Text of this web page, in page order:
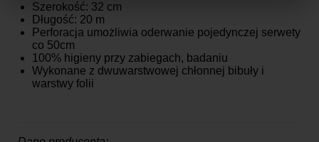
Szerokość: 32 cm
Długość: 20 m
Perforacja umożliwia oderwanie pojedynczej serwety
co 50cm
100% higieny przy zabiegach, badaniu
Wykonane z dwuwarstwowej chłonnej bibuły i
warstwy folii